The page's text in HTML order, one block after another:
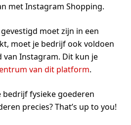
met Instagram Shopping.
moet zijn in een
moet je bedrijf ook voldoen
van Instagram. Dit kun je
van dit platform.
bedrijf fysieke goederen
precies? That’s up to you!